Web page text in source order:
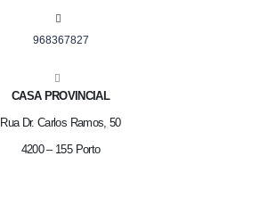
968367827
CASA PROVINCIAL
Rua Dr. Carlos Ramos, 50
4200 – 155 Porto